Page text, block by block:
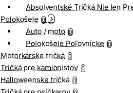
Absolventské Tričká Nie len
Polokošele 0
Auto / moto 0
Polokošele Poľovnícke 0
Motorkárske tričká 0
Tričká pre kamionistov 0
Halloweenske tričká 0